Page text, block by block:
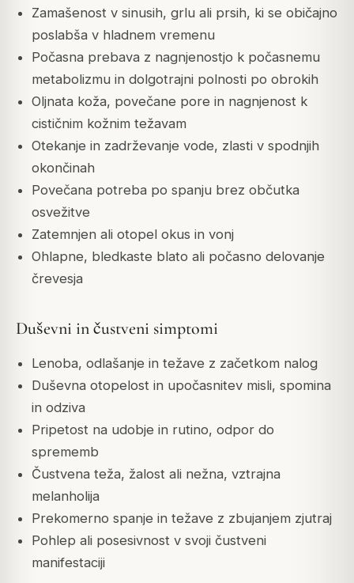
Zamašenost v sinusih, grlu ali prsih, ki se običajno
poslabša v hladnem vremenu
Počasna prebava z nagnjenostjo k počasnemu
metabolizmu in dolgotrajni polnosti po obrokih
Oljnata koža, povečane pore in nagnjenost k
cističnim kožnim težavam
Otekanje in zadrževanje vode, zlasti v spodnjih
okončinah
Povečana potreba po spanju brez občutka
osvežitve
Zatemnjen ali otopel okus in vonj
Ohlapne, bledkaste blato ali počasno delovanje
črevesja
Duševni in čustveni simptomi
Lenoba, odlašanje in težave z začetkom nalog
Duševna otopelost in upočasnitev misli, spomina
in odziva
Pripetost na udobje in rutino, odpor do
sprememb
Čustvena teža, žalost ali nežna, vztrajna
melanholija
Prekomerno spanje in težave z zbujanjem zjutraj
Pohlep ali posesivnost v svoji čustveni
manifestaciji